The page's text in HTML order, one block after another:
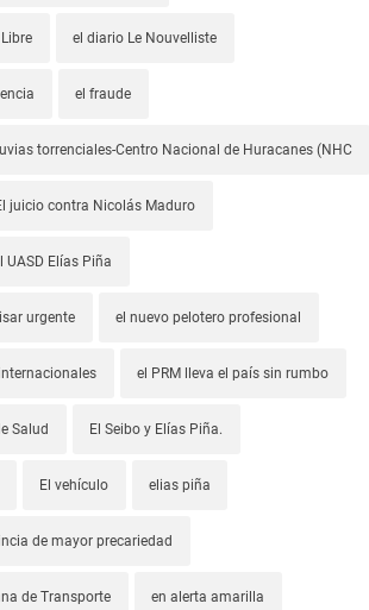
el diario Le Nouvelliste
el fraude
torrenciales-Centro Nacional de Huracanes (NHC
juicio contra Nicolás Maduro
UASD Elías Piña
urgente el nuevo pelotero profesional
el PRM lleva el país sin rumbo
Salud El Seibo y Elías Piña.
El vehículo elias piña
de mayor precariedad
de Transporte en alerta amarilla